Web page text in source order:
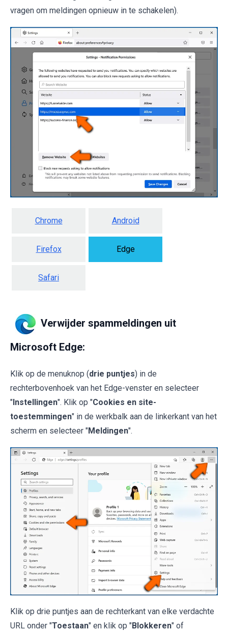
vragen om meldingen opnieuw in te schakelen).
Chrome Android
Firefox Edge
Safari
Verwijder spammeldingen uit
Microsoft Edge:
Klik op de menuknop (drie puntjes) in de
rechterbovenhoek van het Edge-venster en selecteer
" Instellingen". Klik op "Cookies en site-
toestemmingen" in de werkbalk aan de linkerkant van het
scherm en selecteer "Meldingen".
Klik op drie puntjes aan de rechterkant van elke verdachte
URL onder "Toestaan" en klik op "Blokkeren" of